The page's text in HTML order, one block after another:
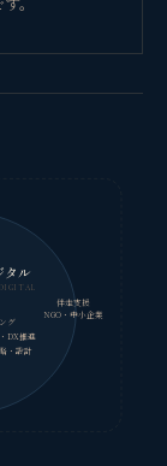
タル
グ
DX推進
・設計
伴走支援
NGO・中小企業